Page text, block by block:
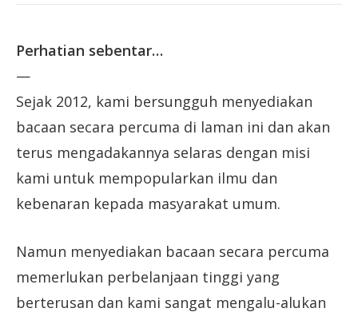
Perhatian sebentar…
—
Sejak 2012, kami bersungguh menyediakan
bacaan secara percuma di laman ini dan akan
terus mengadakannya selaras dengan misi
kami untuk mempopularkan ilmu dan
kebenaran kepada masyarakat umum.
Namun menyediakan bacaan secara percuma
memerlukan perbelanjaan tinggi yang
berterusan dan kami sangat mengalu-alukan